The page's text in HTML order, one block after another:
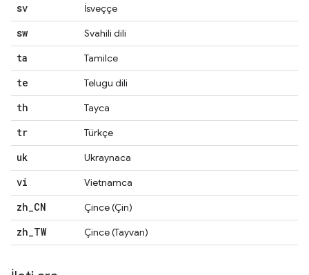
sv İsveççe
sw Svahili dili
ta Tamilce
te Telugu dili
th Tayca
tr Türkçe
uk Ukraynaca
vi Vietnamca
zh CN Çince (Çin)
zh TW Çince (Tayvan)